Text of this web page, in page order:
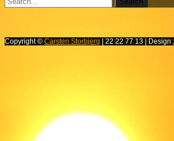
Copyright © Carsten Storbjerg | 22 22 77 13 | Design